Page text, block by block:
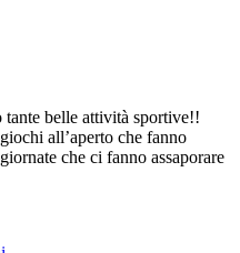
belle attività sportive!!
all’aperto che fanno
che ci fanno assaporare